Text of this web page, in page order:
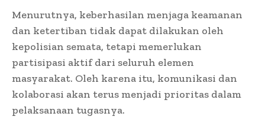
Menurutnya, keberhasilan menjaga keamanan
dan ketertiban tidak dapat dilakukan oleh
kepolisian semata, tetapi memerlukan
partisipasi aktif dari seluruh elemen
masyarakat. Oleh karena itu, komunikasi dan
kolaborasi akan terus menjadi prioritas dalam
pelaksanaan tugasnya.